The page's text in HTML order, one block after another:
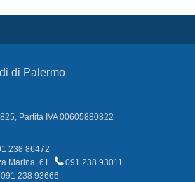
di Palermo
Partita IVA 00605880822
238 86472
Marina, 61
091 238 93011
091 238 93666